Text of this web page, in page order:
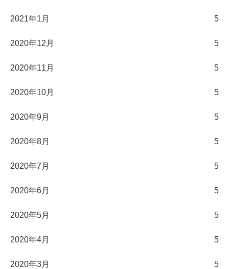
2021年1月 5
2020年12月 5
2020年11月 5
2020年10月 5
2020年9月 5
2020年8月 5
2020年7月 5
2020年6月 5
2020年5月 5
2020年4月 5
2020年3月 5